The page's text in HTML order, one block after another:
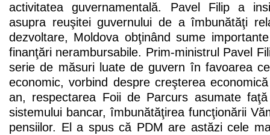
activitatea guvernamentală. Pavel Filip a
asupra reuşitei guvernului de a îmbunătăţi
dezvoltare, Moldova obţinând sume
finanţări nerambursabile. Prim-ministrul Pavel
serie de măsuri luate de guvern în favoarea
economic, vorbind despre creşterea
an, respectarea Foii de Parcurs asumate
sistemului bancar, îmbunătăţirea funcţionării
pensiilor. El a spus că PDM are astăzi cele